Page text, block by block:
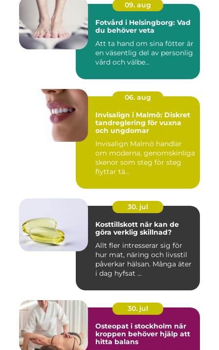
09. aug
Fotvård i Helsingborg: Vad
du behöver veta
Att ta hand om sina fötter är
en väsentlig del av personlig
vård och välbe...
06. aug
Invisalign i Malmö: Diskret
tandreglering för vuxna
och ungdomar
Invisalign Malmö handlar
om moderna, genomskinliga
skenor som steg för steg
flyttar tä...
30. jul
Kosttillskott när kan de
göra verklig skillnad?
Allt fler intresserar sig för
hur mat, näring och livsstil
påverkar hälsan. Många äter
i dag hyfsat ...
30. jul
Osteopat i stockholm när
kroppen behöver hjälp att
hitta balans